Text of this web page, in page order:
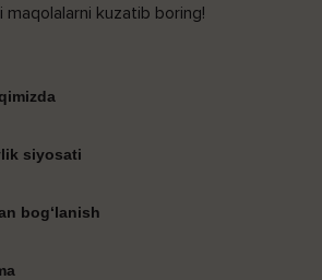
maqolalarni kuzatib boring!
siyosati
bog‘lanish